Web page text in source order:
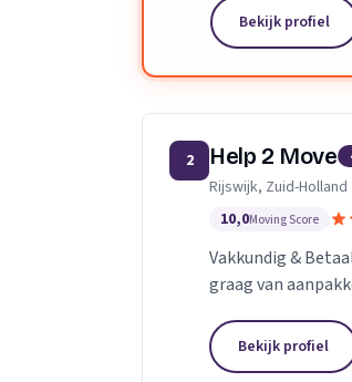
verloopt.
Bekijk profiel
2 Help 2 Move
Rijswijk, Zuid-Holland
10,0Moving Score
Vakkundig &
graag van
Bekijk profiel